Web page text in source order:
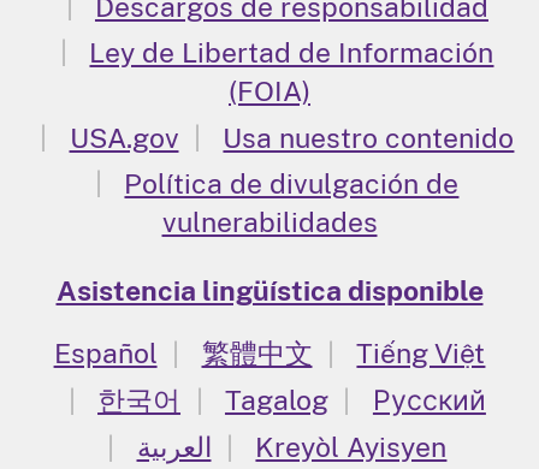
Ley de Libertad de Información
(FOIA)
USA.gov
Usa nuestro contenido
Política de divulgación de
vulnerabilidades
Asistencia lingüística disponible
Español
繁體中文
Tiếng Việt
한국어
Tagalog
Русский
العربية
Kreyòl Ayisyen